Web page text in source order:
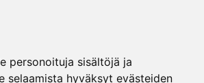
personoituja sisältöjä ja
selaamista hyväksyt evästeiden